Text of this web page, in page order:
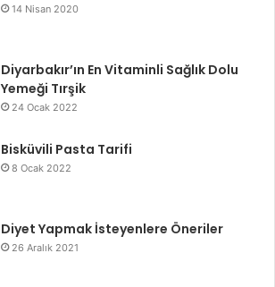
14 Nisan 2020
Diyarbakır’ın En Vitaminli Sağlık Dolu
Yemeği Tırşik
24 Ocak 2022
Bisküvili Pasta Tarifi
8 Ocak 2022
Diyet Yapmak İsteyenlere Öneriler
26 Aralık 2021